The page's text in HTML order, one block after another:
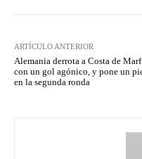
ARTÍCULO ANTERIOR
Alemania derrota a Costa de
con un gol agónico, y pone un
en la segunda ronda